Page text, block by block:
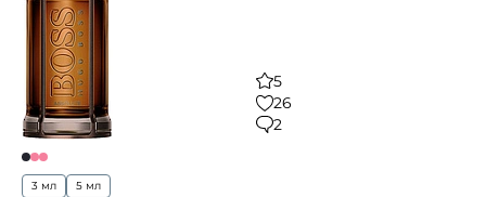
5
26
2
3 мл 5 мл